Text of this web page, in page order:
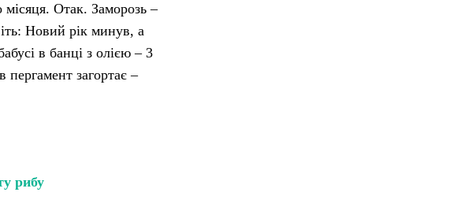
місяця. Отак. Заморозь –
Новий рік минув, а
в банці з олією – 3
пергамент загортає –
рибу